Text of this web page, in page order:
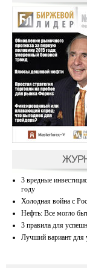
3 вредные
году
Холодная война с
Нефть: Все могло
3 правила для
Лучший вариант для